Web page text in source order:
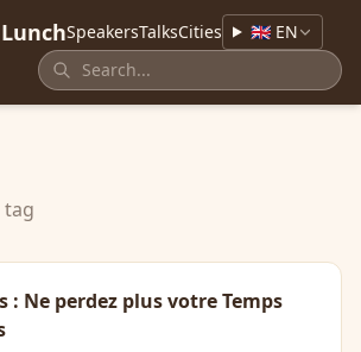
SpeakersTalksCities 🇬🇧 EN
tag
: Ne perdez plus votre Temps